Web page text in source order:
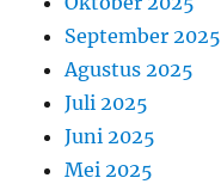
September 2025
Agustus 2025
Juli 2025
Juni 2025
Mei 2025